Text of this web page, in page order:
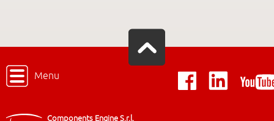
Menu
Components Engine S.r.l.